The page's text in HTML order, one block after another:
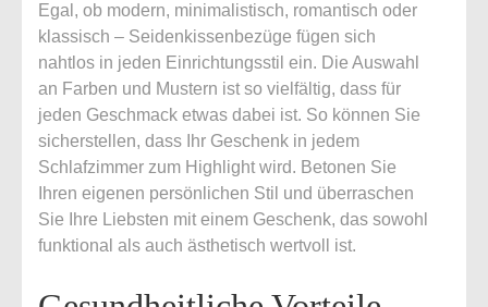
Egal, ob modern, minimalistisch, romantisch oder
klassisch – Seidenkissenbezüge fügen sich
nahtlos in jeden Einrichtungsstil ein. Die Auswahl
an Farben und Mustern ist so vielfältig, dass für
jeden Geschmack etwas dabei ist. So können Sie
sicherstellen, dass Ihr Geschenk in jedem
Schlafzimmer zum Highlight wird. Betonen Sie
Ihren eigenen persönlichen Stil und überraschen
Sie Ihre Liebsten mit einem Geschenk, das sowohl
funktional als auch ästhetisch wertvoll ist.